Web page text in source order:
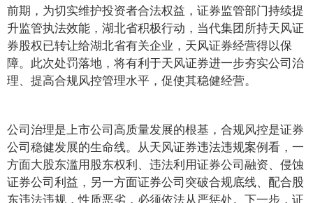
前期，为切实维护投资者合法权益，证券监管部门持续提
升监管执法效能，湖北省积极行动，当代集团所持天风证
券股权已转让给湖北省有关企业，天风证券经营得以保
障。此次处罚落地，将有利于天风证券进一步夯实公司治
理、提高合规风控管理水平，促使其稳健经营。
公司治理是上市公司高质量发展的根基，合规风控是证券
公司稳健发展的生命线。从天风证券违法违规案例看，一
方面大股东滥用股东权利、违法利用证券公司融资、侵蚀
证券公司利益，另一方面证券公司突破合规底线、配合股
东违法违规，性质恶劣，必须依法从严惩处。下一步，证